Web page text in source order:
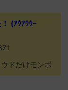
(ｱｳｱｳｳｰ
ドだけモンボ